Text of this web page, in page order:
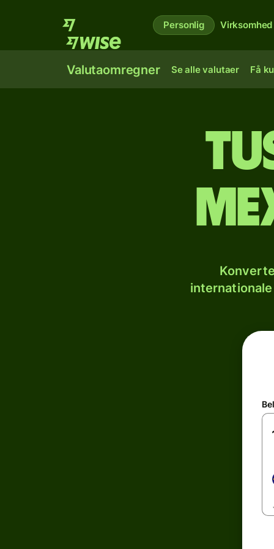
Personlig Virksomhed
Valutaomregner Se alle valutaer Få